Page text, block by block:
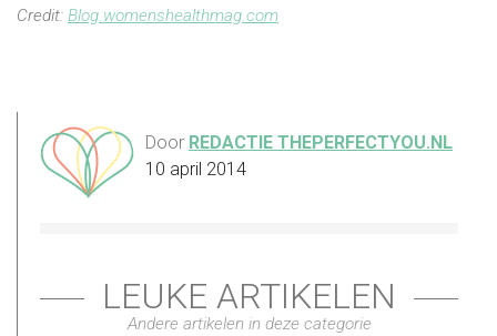
Credit: Blog.womenshealthmag.com
Door REDACTIE THEPERFECTYOU.NL
10 april 2014
LEUKE ARTIKELEN
Andere artikelen in deze categorie